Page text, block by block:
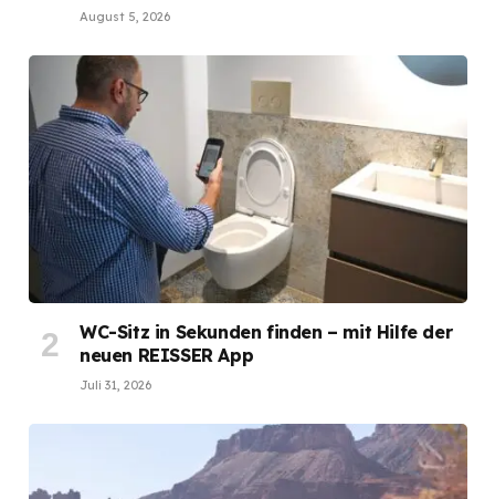
August 5, 2026
WC-Sitz in Sekunden finden – mit Hilfe der
neuen REISSER App
Juli 31, 2026